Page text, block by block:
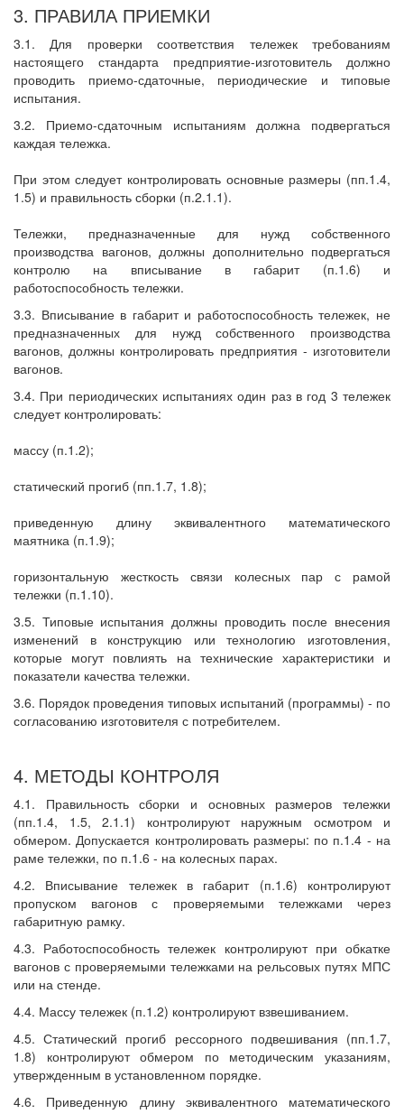
3. ПРАВИЛА ПРИЕМКИ
3.1. Для проверки соответствия тележек требованиям
настоящего стандарта предприятие-изготовитель должно
проводить приемо-сдаточные, периодические и типовые
испытания.
3.2. Приемо-сдаточным испытаниям должна подвергаться
каждая тележка.
При этом следует контролировать основные размеры (пп.1.4,
1.5) и правильность сборки (п.2.1.1).
Тележки, предназначенные для нужд собственного
производства вагонов, должны дополнительно подвергаться
контролю на вписывание в габарит (п.1.6) и
работоспособность тележки.
3.3. Вписывание в габарит и работоспособность тележек, не
предназначенных для нужд собственного производства
вагонов, должны контролировать предприятия - изготовители
вагонов.
3.4. При периодических испытаниях один раз в год 3 тележек
следует контролировать:
массу (п.1.2);
статический прогиб (пп.1.7, 1.8);
приведенную длину эквивалентного математического
маятника (п.1.9);
горизонтальную жесткость связи колесных пар с рамой
тележки (п.1.10).
3.5. Типовые испытания должны проводить после внесения
изменений в конструкцию или технологию изготовления,
которые могут повлиять на технические характеристики и
показатели качества тележки.
3.6. Порядок проведения типовых испытаний (программы) - по
согласованию изготовителя с потребителем.
4. МЕТОДЫ КОНТРОЛЯ
4.1. Правильность сборки и основных размеров тележки
(пп.1.4, 1.5, 2.1.1) контролируют наружным осмотром и
обмером. Допускается контролировать размеры: по п.1.4 - на
раме тележки, по п.1.6 - на колесных парах.
4.2. Вписывание тележек в габарит (п.1.6) контролируют
пропуском вагонов с проверяемыми тележками через
габаритную рамку.
4.3. Работоспособность тележек контролируют при обкатке
вагонов с проверяемыми тележками на рельсовых путях МПС
или на стенде.
4.4. Массу тележек (п.1.2) контролируют взвешиванием.
4.5. Статический прогиб рессорного подвешивания (пп.1.7,
1.8) контролируют обмером по методическим указаниям,
утвержденным в установленном порядке.
4.6. Приведенную длину эквивалентного математического